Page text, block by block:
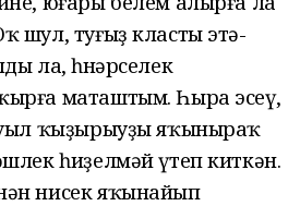
шул, туғыҙ класты этә-
ла, һөнәрселек
маташтым. Һыра эсеү,
ҡыҙырыуҙы яҡыныраҡ
һиҙелмәй үтеп киткән.
нисек яҡынайып